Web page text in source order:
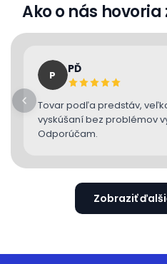
Ako o nás
P PĎ
Tovar podľa predstáv,
vyskúšaní bez problémov
Odporúčam.
Zobraziť